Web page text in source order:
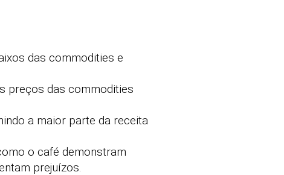
das commodities e
preços das commodities
a maior parte da receita
o café demonstram
prejuízos.